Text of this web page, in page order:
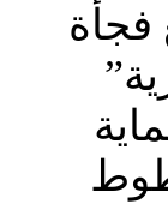
فجأة